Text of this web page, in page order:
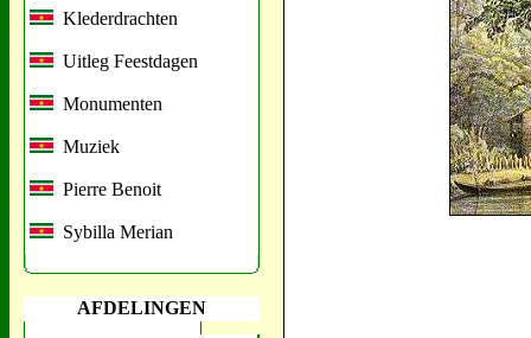
Klederdrachten
Uitleg Feestdagen
Monumenten
Muziek
Pierre Benoit
Sybilla Merian
AFDELINGEN